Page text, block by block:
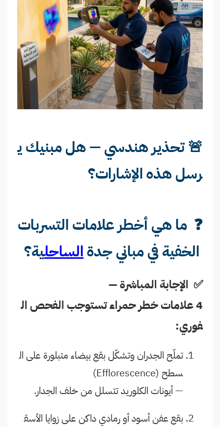
🚨 تحذير هندسي — هل مبنيك ي
رسل هذه الإشارات؟
❓ ما هي أخطر علامات التسربات
الخفية في مباني جدةالساحلية؟
✅ الإجابة المباشرة —
4 علامات خطر حمراء تستوجب الفحص ال
فوري:
تملّح الجدران وتشكّل بقع بيضاء متبلورة على ال
سطح (Efflorescence)
— أيونات الكلوريد تتسلل من خلف الجدار.
بقع عفن أسود أو رمادي داكن على زوايا الأسق